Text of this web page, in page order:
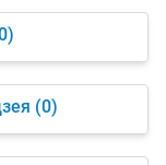
(0)